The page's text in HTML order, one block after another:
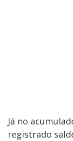
Já no
registrado